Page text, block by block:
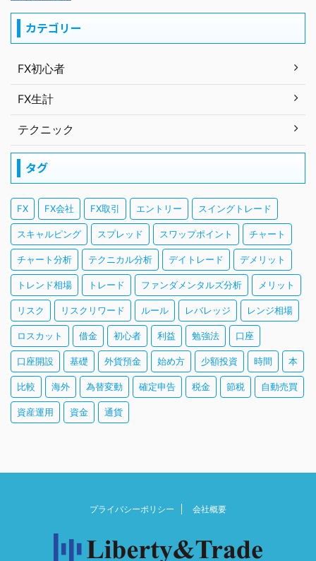
カテゴリー
FX初心者
FX生計
テクニック
タグ
FX FX会社 FX取引 エントリー スイングトレード
スキャルピング スプレッド スワップポイント チャート
チャート分析 テクニカル分析 デイトレード デメリット
トレンド相場 トレード ファンダメンタルズ分析 メリット
リスク リスクリワード ルール レバレッジ レンジ相場
ロスカット 借金 初心者 利益 勉強法 口座
口座開設 基礎 外貨預金 始め方 少額投資 時間 本
比較 海外 為替変動 確定申告 税金 節税 自動売買
資産運用 資金 通貨
プライバシーポリシー 会社概要